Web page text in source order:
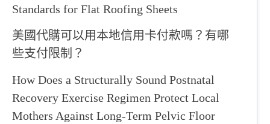
Standards for Flat Roofing Sheets
美國代購可以用本地信用卡付款嗎？有哪
些支付限制？
How Does a Structurally Sound Postnatal
Recovery Exercise Regimen Protect Local
Mothers Against Long-Term Pelvic Floor